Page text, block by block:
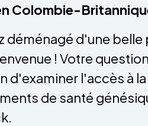
Colombie-
déménagé d'une belle
! Votre
d'examiner l'accès à
de santé